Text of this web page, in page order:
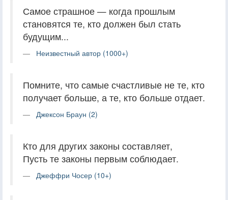
Самое страшное — когда прошлым
становятся те, кто должен был стать
будущим...
Неизвестный автор (1000+)
Помните, что самые счастливые не те, кто
получает больше, а те, кто больше отдает.
Джексон Браун (2)
Кто для других законы составляет,
Пусть те законы первым соблюдает.
Джеффри Чосер (10+)